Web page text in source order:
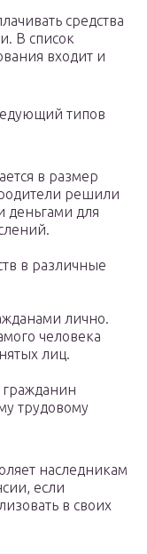
средства
В список
входит и
типов
в размер
решили
деньгами для
в различные
лично.
человека
лиц.
гражданин
трудовому
наследникам
если
в своих